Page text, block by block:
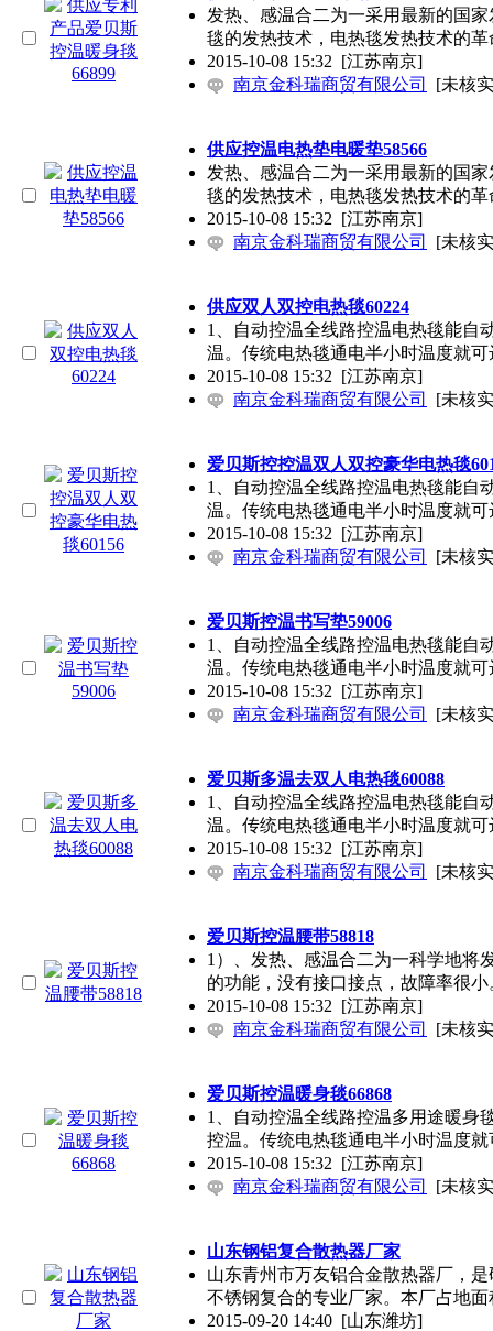
发热、感温合二为一采用最新的国
毯的发热技术，电热毯发热技术的革
2015-10-08 15:32 [江苏南京]
南京金科瑞商贸有限公司
[未核
供应控温电热垫电暖垫58566
发热、感温合二为一采用最新的国
毯的发热技术，电热毯发热技术的革
2015-10-08 15:32 [江苏南京]
南京金科瑞商贸有限公司
[未核
供应双人双控电热毯60224
1、自动控温全线路控温电热毯能自
温。传统电热毯通电半小时温度就可
2015-10-08 15:32 [江苏南京]
南京金科瑞商贸有限公司
[未核
爱贝斯控控温双人双控豪华电热毯
1、自动控温全线路控温电热毯能自
温。传统电热毯通电半小时温度就可
2015-10-08 15:32 [江苏南京]
南京金科瑞商贸有限公司
[未核
爱贝斯控温书写垫59006
1、自动控温全线路控温电热毯能自
温。传统电热毯通电半小时温度就可
2015-10-08 15:32 [江苏南京]
南京金科瑞商贸有限公司
[未核
爱贝斯多温去双人电热毯60088
1、自动控温全线路控温电热毯能自
温。传统电热毯通电半小时温度就可
2015-10-08 15:32 [江苏南京]
南京金科瑞商贸有限公司
[未核
爱贝斯控温腰带58818
1）、发热、感温合二为一科学地将
的功能，没有接口接点，故障率很小
2015-10-08 15:32 [江苏南京]
南京金科瑞商贸有限公司
[未核
爱贝斯控温暖身毯66868
1、自动控温全线路控温多用途暖身
控温。传统电热毯通电半小时温度就
2015-10-08 15:32 [江苏南京]
南京金科瑞商贸有限公司
[未核
山东钢铝复合散热器厂家
山东青州市万友铝合金散热器厂，
不锈钢复合的专业厂家。本厂占地面
2015-09-20 14:40 [山东潍坊]